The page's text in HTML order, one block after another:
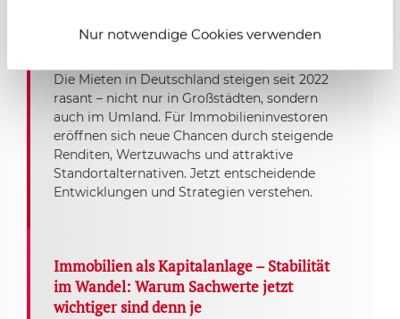
Nur notwendige Cookies verwenden
für Immobilieninvestoren
Die Mieten in Deutschland steigen seit 2022
rasant – nicht nur in Großstädten, sondern
auch im Umland. Für Immobilieninvestoren
eröffnen sich neue Chancen durch steigende
Renditen, Wertzuwachs und attraktive
Standortalternativen. Jetzt entscheidende
Entwicklungen und Strategien verstehen.
Immobilien als Kapitalanlage – Stabilität
im Wandel: Warum Sachwerte jetzt
wichtiger sind denn je